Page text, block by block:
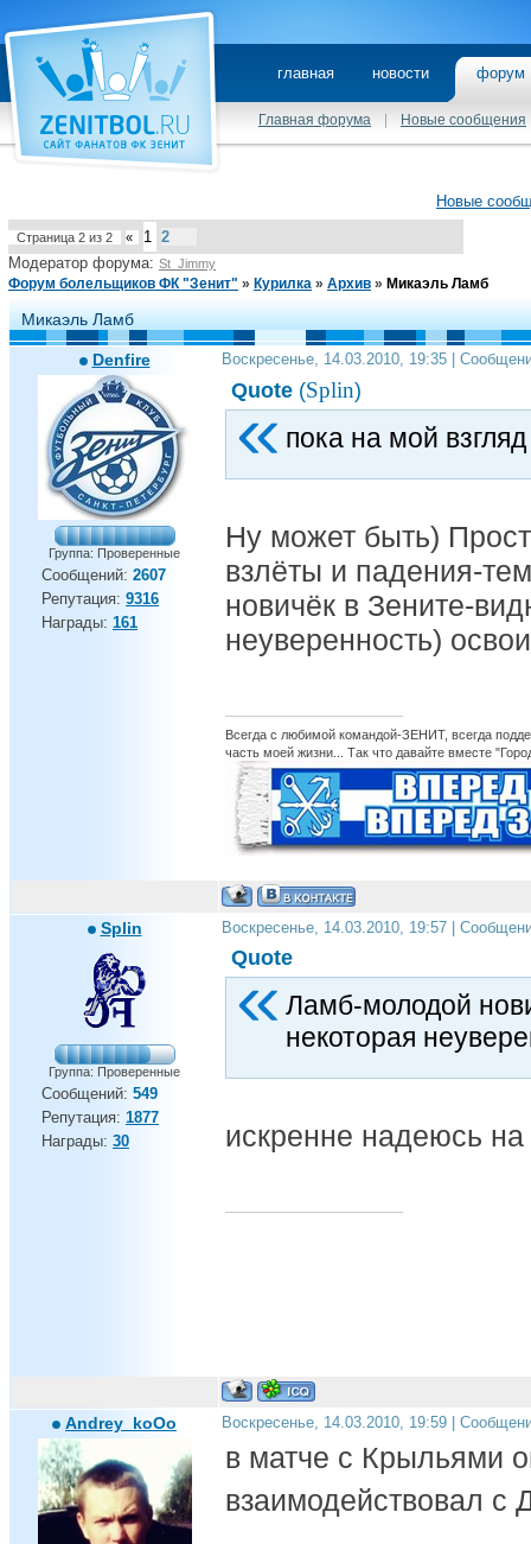
главная новости
Главная форума Новые сообщения
Новые
Страница 2 из 2 « 1 2
Модератор форума: St_Jimmy
Форум болельщиков ФК "Зенит" » Курилка » Архив » Микаэль Ламб
Микаэль Ламб
Denfire
Группа: Проверенные
Сообщений: 2607
Репутация: 9316
Награды: 161
Воскресенье, 14.03.2010, 19:35 |
Quote (Splin)
пока на мой
Ну может быть)
взлёты и падения-
новичёк в Зените-
неуверенность)
Всегда с любимой командой-ЗЕНИТ, всегда
часть моей жизни... Так что давайте вместе
Splin
Группа: Проверенные
Сообщений: 549
Репутация: 1877
Награды: 30
Воскресенье, 14.03.2010, 19:57 |
Quote
Ламб-молодой
некоторая
искренне надеюсь на
Andrey_koOo Воскресенье, 14.03.2010, 19:59 |
в матче с Крыльями
взаимодействовал с